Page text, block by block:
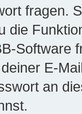
fragen.
die
Software
E-
an